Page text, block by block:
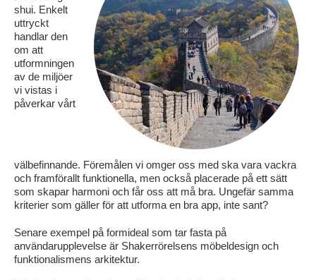
shui. Enkelt
uttryckt
handlar den
om att
utformningen
av de miljöer
vi vistas i
påverkar vårt
välbefinnande. Föremålen vi omger oss med ska vara vackra
och framförallt funktionella, men också placerade på ett sätt
som skapar harmoni och får oss att må bra. Ungefär samma
kriterier som gäller för att utforma en bra app, inte sant?
Senare exempel på formideal som tar fasta på
användarupplevelse är Shakerrörelsens möbeldesign och
funktionalismens arkitektur.